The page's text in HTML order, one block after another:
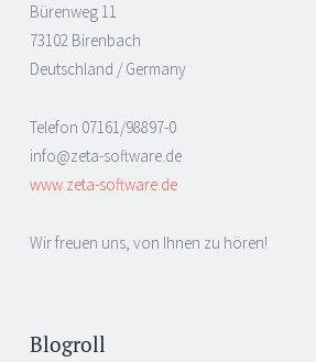
Bürenweg 11
73102 Birenbach
Deutschland / Germany
Telefon 07161/98897-0
info@zeta-software.de
www.zeta-software.de
Wir freuen uns, von Ihnen zu hören!
Blogroll